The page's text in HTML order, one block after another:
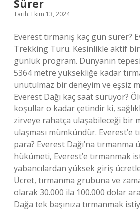
Sürer
Tarih: Ekim 13, 2024
Everest tırmanış kaç gün sürer?
Trekking Turu. Kesinlikle aktif bir
günlük program. Dünyanın
5364 metre yüksekliğe kadar
unutulmaz bir deneyim ve eşsiz
Everest Dağı kaç saat sürüyor?
koşullar o kadar çetindir ki,
zirveye rahatça ulaşabileceği bir
ulaşması mümkündür. Everest’e
para? Everest Dağı’na tırmanma
hükümeti, Everest’e tırmanmak
yabancılardan yüksek giriş
Ücret, tırmanma grubuna ve
olarak 30.000 ila 100.000 dolar
Dağa tek başınıza tırmanmak